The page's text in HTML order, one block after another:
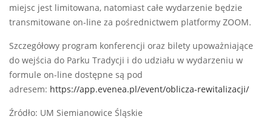
miejsc jest limitowana, natomiast całe wydarzenie będzie
transmitowane on-line za pośrednictwem platformy ZOOM.
Szczegółowy program konferencji oraz bilety upoważniające
do wejścia do Parku Tradycji i do udziału w wydarzeniu w
formule on-line dostępne są pod
adresem: https://app.evenea.pl/event/oblicza-rewitalizacji/
Źródło: UM Siemianowice Śląskie